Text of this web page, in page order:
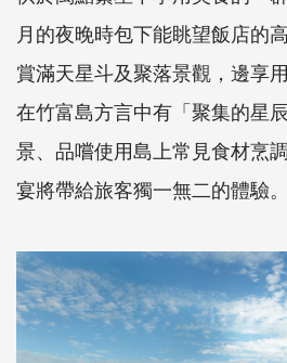
月的夜晚時包下能眺望飯店的
賞滿天星斗及聚落景觀，邊享
在竹富島方言中有「聚集的星
景、品嚐使用島上常見食材烹
宴將帶給旅客獨一無二的體驗。